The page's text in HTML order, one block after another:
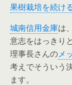
果樹栽培を続け
城南信用金庫は
意志をはっきり
理事長さんのメ
考えでそういう
ます。